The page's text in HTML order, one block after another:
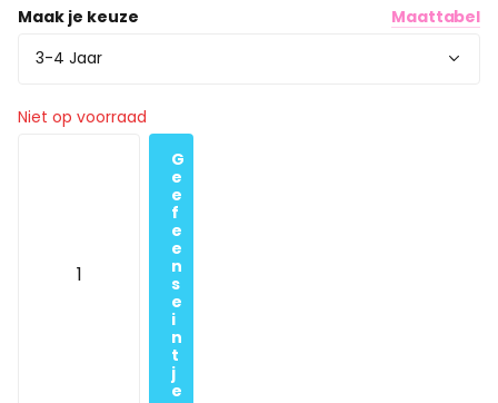
Maak je keuze Maattabel
Niet op voorraad
G
e
e
f
e
e
n
s
e
i
n
t
j
e